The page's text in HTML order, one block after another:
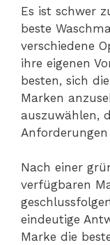
Es ist schwer
beste
verschiedene
ihre eigenen
besten, sich
Marken
auszuwählen,
Nach einer
verfügbaren
eindeutige
Marke die